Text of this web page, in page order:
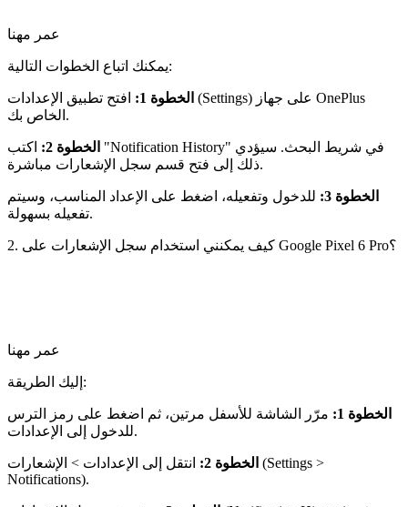
عمر مهنا
يمكنك اتباع الخطوات التالية:
الخطوة 1:
افتح تطبيق الإعدادات (Settings) على جهاز OnePlus
الخاص بك.
الخطوة 2:
اكتب "Notification History" في شريط البحث. سيؤدي
ذلك إلى فتح قسم سجل الإشعارات مباشرة.
الخطوة 3:
للدخول وتفعيله، اضغط على الإعداد المناسب، وسيتم
تفعيله بسهولة.
2. كيف يمكنني استخدام سجل الإشعارات على Google Pixel 6 Pro؟
عمر مهنا
إليك الطريقة:
الخطوة 1:
مرّر الشاشة للأسفل مرتين، ثم اضغط على رمز الترس
للدخول إلى الإعدادات.
الخطوة 2:
انتقل إلى الإعدادات > الإشعارات (Settings >
Notifications).